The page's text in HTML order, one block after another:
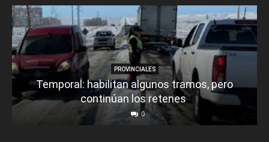
PROVINCIALES
Temporal: habilitan algunos tramos, pero
continúan los retenes
0